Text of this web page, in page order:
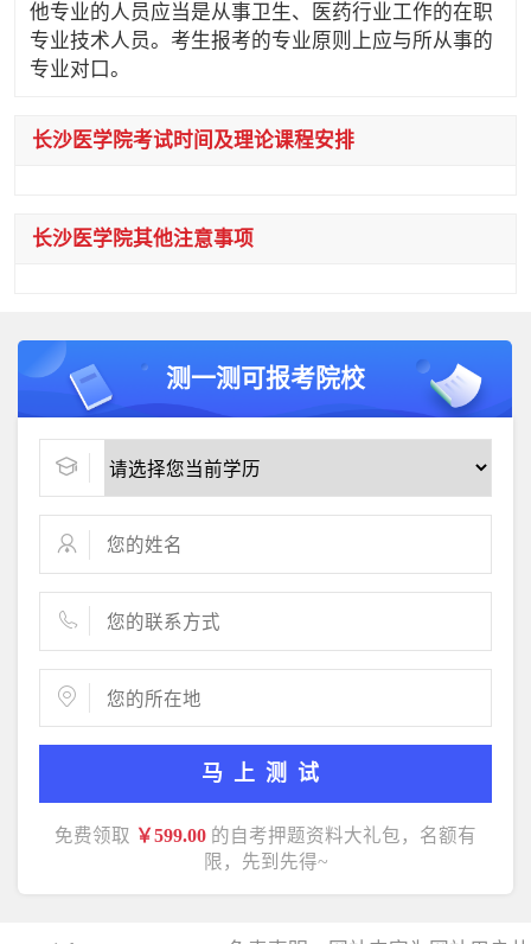
他专业的人员应当是从事卫生、医药行业工作的在职
专业技术人员。考生报考的专业原则上应与所从事的
专业对口。
长沙医学院考试时间及理论课程安排
长沙医学院其他注意事项
测一测可报考院校
马上测试
免费领取 ￥599.00 的自考押题资料大礼包，名额有
限，先到先得~